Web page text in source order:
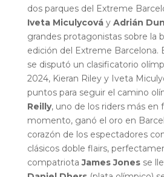
dos parques del Extreme
Iveta Miculycováy Adrián
grandes protagonistas sobre la
edición del Extreme Barcelona.
se disputó un clasificatorio
2024, Kieran Riley y Iveta
puntos para seguir el camino
Reilly, uno de los riders más en
momento, ganó el oro en
corazón de los espectadores
clásicos doble flairs,
compatriotaJames Jonesse